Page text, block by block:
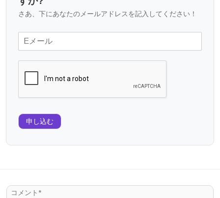
さあ、下にあなたのメールアドレスを記入してください！
申し込む